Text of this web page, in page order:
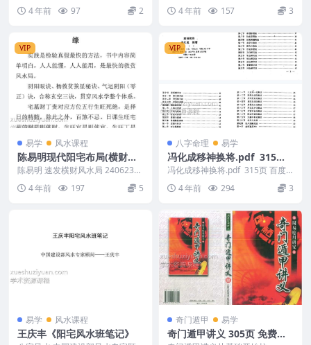
4 年前 97 2 4 年前 157 3
VIP
易学 风水课程
陈易明现代阳宅布局(横财风
水局)
陈易明 速发横财风水局 2406237-
4 年前 197 5
VIP
八字命理 易学
冯化成移神换将.pdf 315页
百度网盘下载！
冯化成移神换将.pdf 315页 百度
网盘下载！ 移神换将全书讲解了
六爻，八字...
4 年前 294 3
易学 风水课程
王庆丰《阳宅风水班笔记》
奇门遁甲 易学
奇门遁甲讲义 305页 免费下